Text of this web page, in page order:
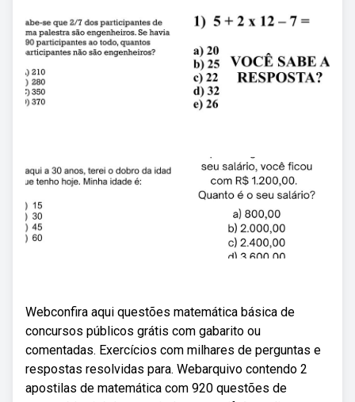
Webconfira aqui questões matemática básica de
concursos públicos grátis com gabarito ou
comentadas. Exercícios com milhares de perguntas e
respostas resolvidas para. Webarquivo contendo 2
apostilas de matemática com 920 questões de